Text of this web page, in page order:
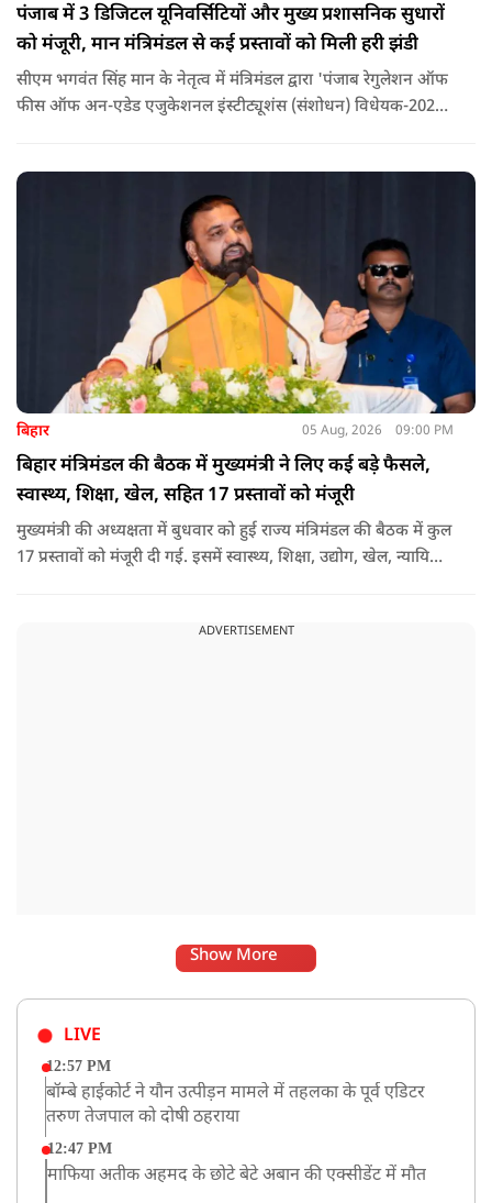
पंजाब में 3 डिजिटल यूनिवर्सिटियों और मुख्य प्रशासनिक सुधारों
को मंजूरी, मान मंत्रिमंडल से कई प्रस्तावों को मिली हरी झंडी
सीएम भगवंत सिंह मान के नेतृत्व में मंत्रिमंडल द्वारा 'पंजाब रेगुलेशन ऑफ
फीस ऑफ अन-एडेड एजुकेशनल इंस्टीट्यूशंस (संशोधन) विधेयक-2026'
अन्य प्रस्तावों को भी मंजूरी दी गई है.
बिहार 05 Aug, 2026 09:00 PM
बिहार मंत्रिमंडल की बैठक में मुख्यमंत्री ने लिए कई बड़े फैसले,
स्वास्थ्य, शिक्षा, खेल, सहित 17 प्रस्तावों को मंजूरी
मुख्यमंत्री की अध्यक्षता में बुधवार को हुई राज्य मंत्रिमंडल की बैठक में कुल
17 प्रस्तावों को मंजूरी दी गई. इसमें स्वास्थ्य, शिक्षा, उद्योग, खेल, न्यायिक
ADVERTISEMENT
Show More
LIVE
12:57 PM
बॉम्बे हाईकोर्ट ने यौन उत्पीड़न मामले में तहलका के पूर्व एडिटर
तरुण तेजपाल को दोषी ठहराया
12:47 PM
माफिया अतीक अहमद के छोटे बेटे अबान की एक्सीडेंट में मौत